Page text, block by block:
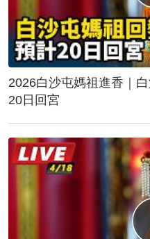
2026白沙屯媽祖進香｜
20日回宮